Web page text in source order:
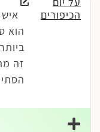
הכיפורים
הוא
זה